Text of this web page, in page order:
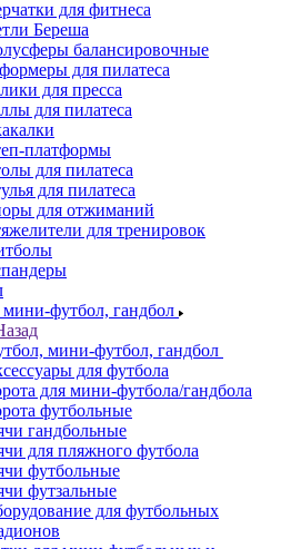
для фитнеса
Береша
балансировочные
для пилатеса
для пресса
для пилатеса
платформы
для пилатеса
для пилатеса
для отжиманий
для тренировок
футбол, гандбол
мини-футбол, гандбол
для футбола
для мини-футбола/гандбола
футбольные
гандбольные
для пляжного футбола
футбольные
футзальные
для футбольных